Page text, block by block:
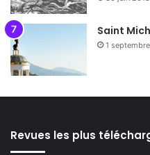
Saint
1
Revues les plus